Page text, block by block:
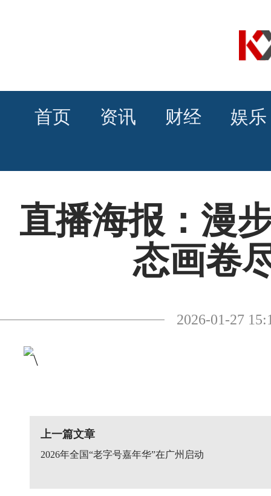
首页 资讯 财经 娱乐
直播海报：漫
态画卷
2026-01-27
上一篇文章
2026年全国“老字号嘉年华”在广州启动